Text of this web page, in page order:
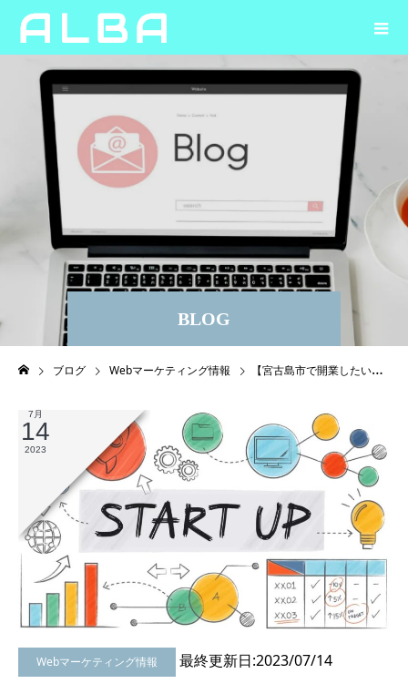
BLOG
ブログ Webマーケティング情報 【宮古島市で開業したい方へ】創業塾の受講で持続化補助金の創業枠の適用を目指そう！
7月
14
2023
Webマーケティング情報 最終更新日:2023/07/14